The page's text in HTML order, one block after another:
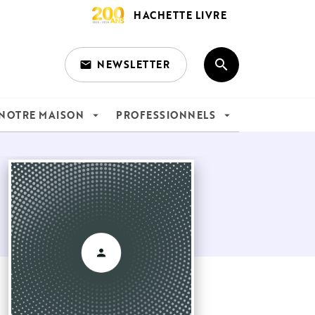
HACHETTE LIVRE
email NEWSLETTER search
MAISON arrow_drop_down PROFESSIONNELS arrow_drop_down